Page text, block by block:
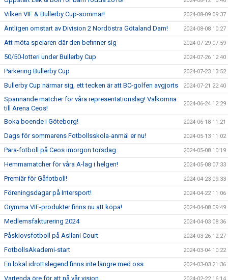
Vilken VIF & Bullerby Cup-sommar! 2024-08-09 09:37
Äntligen omstart av Division 2 Nordöstra Götaland Dam! 2024-08-08 10:27
Att möta spelaren där den befinner sig 2024-07-29 07:59
50/50-lotteri under Bullerby Cup 2024-07-26 12:40
Parkering Bullerby Cup 2024-07-23 13:52
Bullerby Cup närmar sig, ett tecken är att BC-golfen avgjorts 2024-07-21 22:40
Spännande matcher för våra representationslag! Välkomna
till Arena Ceos!
2024-06-24 12:29
Boka boende i Göteborg! 2024-06-18 11:21
Dags för sommarens Fotbollsskola-anmäl er nu! 2024-05-13 11:02
Para-fotboll på Ceos imorgon torsdag 2024-05-08 10:19
Hemmamatcher för våra A-lag i helgen! 2024-05-08 07:33
Premiär för Gåfotboll! 2024-04-23 09:33
Föreningsdagar på Intersport! 2024-04-22 11:06
Grymma VIF-produkter finns nu att köpa! 2024-04-08 09:49
Medlemsfakturering 2024 2024-04-03 08:36
Påsklovsfotboll på Asllani Court 2024-03-26 12:27
FotbollsAkademi-start 2024-03-04 10:22
En lokal idrottslegend finns inte längre med oss 2024-03-03 21:36
Vartenda öre för att nå vår vision...